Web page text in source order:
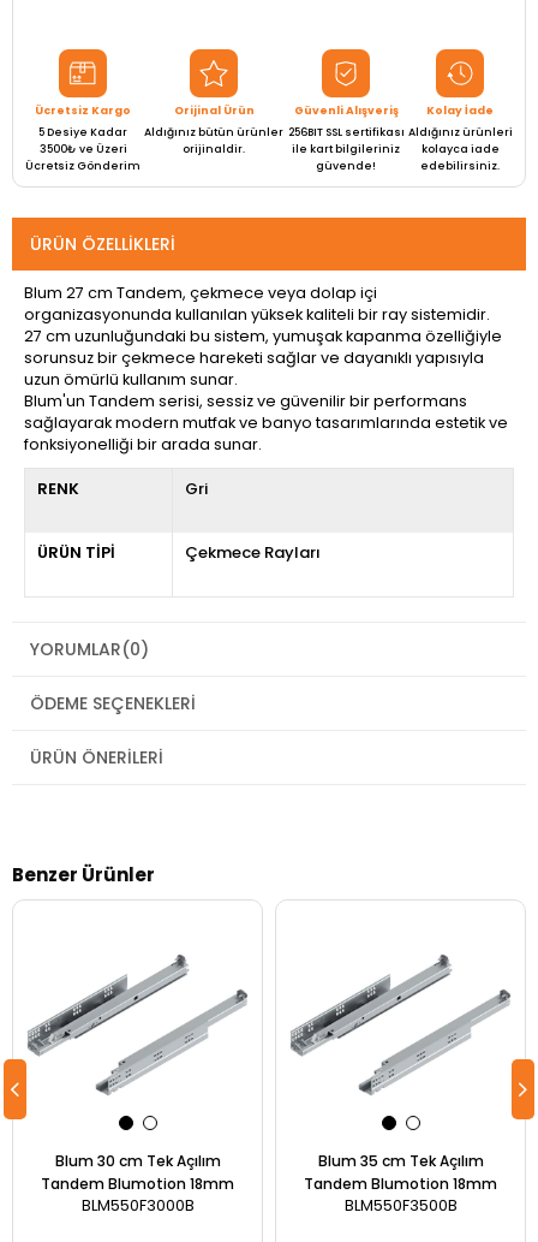
Ücretsiz Kargo
5 Desiye Kadar
3500₺ ve Üzeri
Ücretsiz Gönderim
Orijinal Ürün
Aldığınız bütün ürünler
orijinaldir.
Güvenli Alışveriş
256BIT SSL sertifikası
ile kart bilgileriniz
güvende!
Kolay İade
Aldığınız ürünleri
kolayca iade
edebilirsiniz.
ÜRÜN ÖZELLIKLERI
Blum 27 cm Tandem, çekmece veya dolap içi
organizasyonunda kullanılan yüksek kaliteli bir ray sistemidir.
27 cm uzunluğundaki bu sistem, yumuşak kapanma özelliğiyle
sorunsuz bir çekmece hareketi sağlar ve dayanıklı yapısıyla
uzun ömürlü kullanım sunar.
Blum'un Tandem serisi, sessiz ve güvenilir bir performans
sağlayarak modern mutfak ve banyo tasarımlarında estetik ve
fonksiyonelliği bir arada sunar.
RENK Gri
ÜRÜN TİPİ Çekmece Rayları
YORUMLAR(0)
ÖDEME SEÇENEKLERI
ÜRÜN ÖNERILERI
Benzer Ürünler
Blum 30 cm Tek Açılım
Tandem Blumotion 18mm
BLM550F3000B
Blum 35 cm Tek Açılım
Tandem Blumotion 18mm
BLM550F3500B